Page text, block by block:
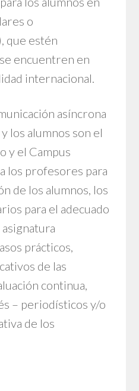
o
que estén
encuentren en
internacional.
asíncrona
los alumnos son el
y el Campus
los profesores para
de los alumnos, los
para el adecuado
prácticos,
de las
continua,
– periodísticos y/o
de los